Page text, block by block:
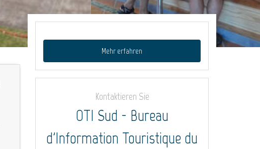
Mehr erfahren
Kontaktieren Sie
OTI Sud - Bureau
d'Information Touristique du